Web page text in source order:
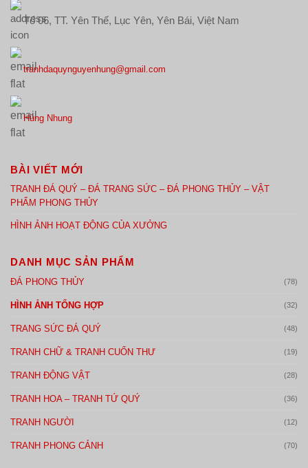
Tổ 06, TT. Yên Thế, Lục Yên, Yên Bái, Việt Nam
tranhdaquynguyenhung@gmail.com
Hùng Nhung
BÀI VIẾT MỚI
TRANH ĐÁ QUÝ – ĐÁ TRANG SỨC – ĐÁ PHONG THỦY – VẬT
PHẨM PHONG THỦY
HÌNH ẢNH HOẠT ĐỘNG CỦA XƯỞNG
DANH MỤC SẢN PHẨM
ĐÁ PHONG THỦY (78)
HÌNH ẢNH TỔNG HỢP (32)
TRANG SỨC ĐÁ QUÝ (48)
TRANH CHỮ & TRANH CUỐN THƯ (19)
TRANH ĐỘNG VẬT (28)
TRANH HOA – TRANH TỨ QUÝ (36)
TRANH NGƯỜI (12)
TRANH PHONG CẢNH (70)